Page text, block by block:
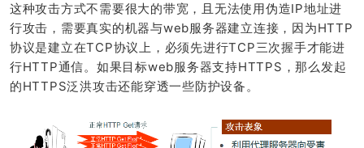
这种攻击方式不需要很大的带宽，且无法使用伪造IP地址进
行攻击，需要真实的机器与web服务器建立连接，因为HTTP
协议是建立在TCP协议上，必须先进行TCP三次握手才能进
行HTTP通信。如果目标web服务器支持HTTPS，那么发起
的HTTPS泛洪攻击还能穿透一些防护设备。